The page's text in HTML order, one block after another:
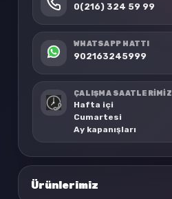
0(216) 324 59 99
WHATSAPP HATTI
902163245999
ÇALIŞMA SAATLERİMİZ
Hafta içi
Cumartesi
Ay kapanışları
Ürünlerimiz